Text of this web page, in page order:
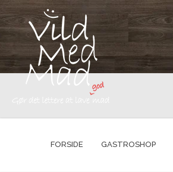
FORSIDE GASTROSHOP